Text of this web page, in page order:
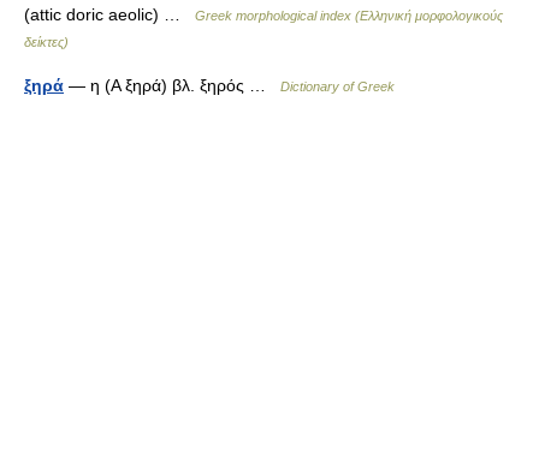
(attic doric aeolic) …
Greek morphological index (Ελληνική μορφολογικούς
δείκτες)
ξηρά — η (Α ξηρά) βλ. ξηρός … Dictionary of Greek